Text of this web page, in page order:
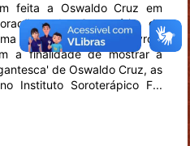
feita a Oswaldo Cruz em
do Centenário da
coletânea de livros,
a finalidade de mostrar a
de Oswaldo Cruz, as
Instituto Soroterápico F...